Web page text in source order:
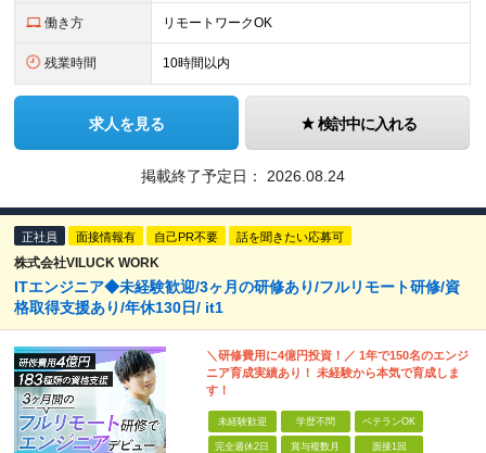
働き方 リモートワークOK
残業時間 10時間以内
求人を見る 検討中に入れる
掲載終了予定日： 2026.08.24
正社員 面接情報有 自己PR不要 話を聞きたい応募可
株式会社VILUCK WORK
ITエンジニア◆未経験歓迎/3ヶ月の研修あり/フルリモート研修/資
格取得支援あり/年休130日/ it1
＼研修費用に4億円投資！／ 1年で150名のエンジ
ニア育成実績あり！ 未経験から本気で育成しま
す！
未経験歓迎 学歴不問 ベテランOK
完全週休2日 賞与複数月 面接1回